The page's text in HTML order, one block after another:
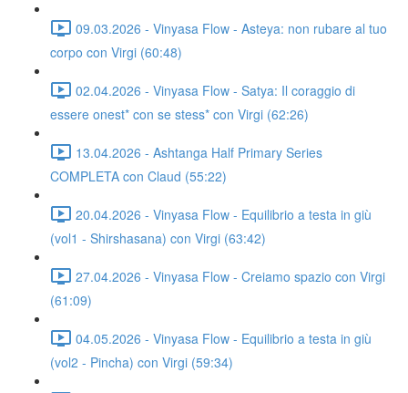
09.03.2026 - Vinyasa Flow - Asteya: non rubare al tuo
corpo con Virgi (60:48)
02.04.2026 - Vinyasa Flow - Satya: Il coraggio di
essere onest* con se stess* con Virgi (62:26)
13.04.2026 - Ashtanga Half Primary Series
COMPLETA con Claud (55:22)
20.04.2026 - Vinyasa Flow - Equilibrio a testa in giù
(vol1 - Shirshasana) con Virgi (63:42)
27.04.2026 - Vinyasa Flow - Creiamo spazio con Virgi
(61:09)
04.05.2026 - Vinyasa Flow - Equilibrio a testa in giù
(vol2 - Pincha) con Virgi (59:34)